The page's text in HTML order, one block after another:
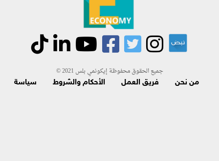
جميع الحقوق محفوظة إيكونمي بلس 2021 ©
من نحن فريق العمل الأحكام والشروط
سياسة